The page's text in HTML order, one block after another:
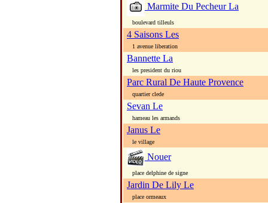
Marmite Du Pecheur La
boulevard tilleuls
4 Saisons Les
1 avenue liberation
Bannette La
les president du riou
Parc Rural De Haute Provence
quartier clede
Sevan Le
hameau les armands
Janus Le
le village
Nouer
place delphine de signe
Jardin De Lily Le
place ormeaux